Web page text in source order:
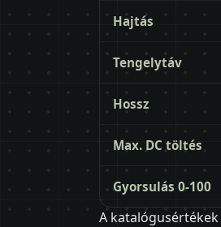
Hajtás
Tengelytáv
Hossz
Max. DC töltés
Gyorsulás 0-100
A